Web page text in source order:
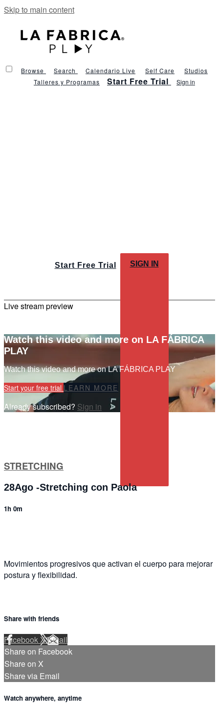
Skip to main content
Browse Search Calendario Live Self Care
Studios
Talleres y Programas
Start Free Trial Sign in
Start Free Trial SIGN IN
Live stream preview
Watch this video and more on LA FÁBRICA
PLAY
Watch this video and more on LA FÁBRICA PLAY
Start your free trial LEARN MORE
Already subscribed? Sign in
STRETCHING
28Ago -Stretching con Paola
1h 0m
Movimientos progresivos que activan el cuerpo para mejorar
postura y flexibilidad.
Share with friends
FacebookXEmail
Share on Facebook
Share on X
Share via Email
Watch anywhere, anytime